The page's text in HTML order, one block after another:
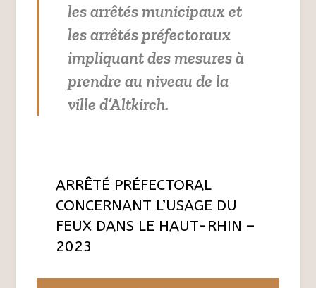
les arrêtés municipaux et
les arrêtés préfectoraux
impliquant des mesures à
prendre au niveau de la
ville d’Altkirch.
ARRÊTÉ PRÉFECTORAL
CONCERNANT L’USAGE DU
FEUX DANS LE HAUT-RHIN –
2023